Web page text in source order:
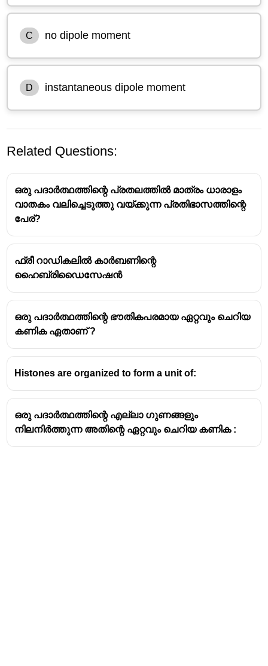
C no dipole moment
D instantaneous dipole moment
constantly in motion. At any given instant, the
distribution of electrons may be uneven, leading to
a temporary, fleeting separation of charge.
This temporary, uneven electron distribution creates
a short-lived, or
instantaneous dipole . This
phenomenon is also known as a
The strength and duration of this instantaneous
Related Questions:
ഒരു പദാർത്ഥത്തിന്റെ പ്രതലത്തിൽ മാത്രം ധാരാളം
വാതകം വലിച്ചെടുത്തു വയ്ക്കുന്ന പ്രതിഭാസത്തിന്റെ
പേര്?
ഫ്രീ റാഡികലിൽ കാർബണിന്റെ
ഹൈബ്രിഡൈസേഷൻ
ഒരു പദാർത്ഥത്തിന്റെ ഭൗതികപരമായ ഏറ്റവും ചെറിയ
കണിക ഏതാണ് ?
Histones are organized to form a unit of:
ഒരു പദാർത്ഥത്തിന്റെ എല്ലാ ഗുണങ്ങളും
നിലനിർത്തുന്ന അതിന്റെ ഏറ്റവും ചെറിയ കണിക :